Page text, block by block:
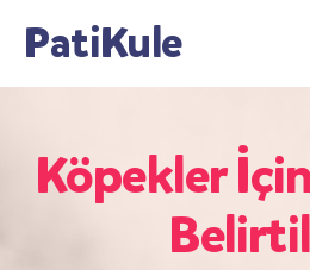
PatiKule
Köpekler